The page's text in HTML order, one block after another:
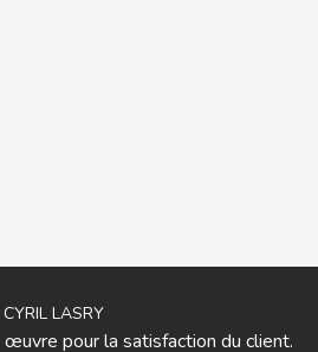
CYRIL LASRY
œuvre pour la satisfaction du client.